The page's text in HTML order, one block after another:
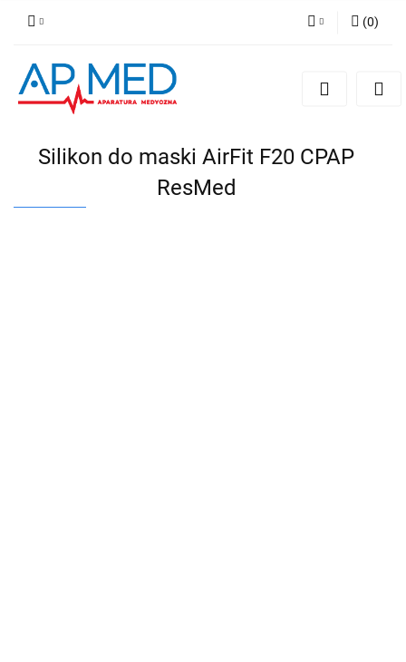
Zarejestruj się
(0)
Silikon do maski AirFit F20 CPAP
ResMed